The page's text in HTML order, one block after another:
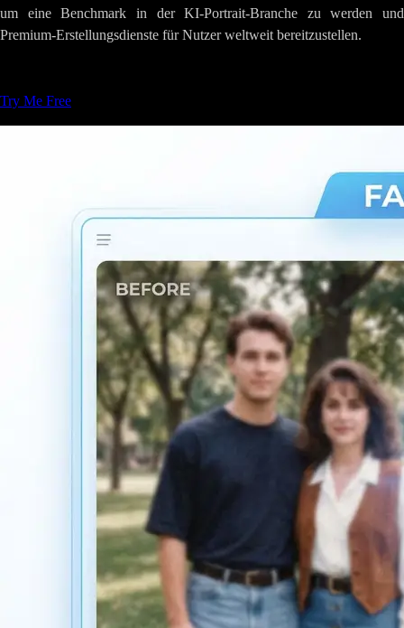
um eine Benchmark in der KI-Portrait-Branche zu werden und
Premium-Erstellungsdienste für Nutzer weltweit bereitzustellen.
Try Me Free